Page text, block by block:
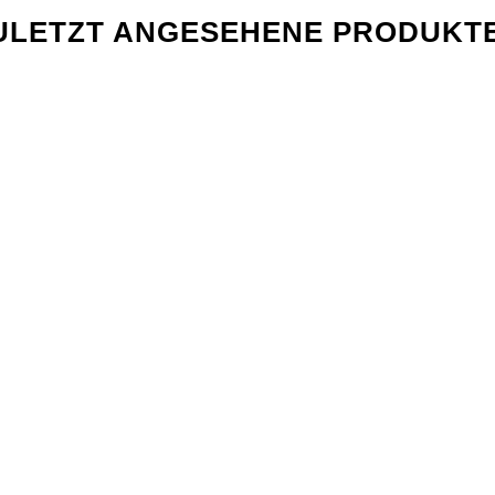
ANGESEHENE